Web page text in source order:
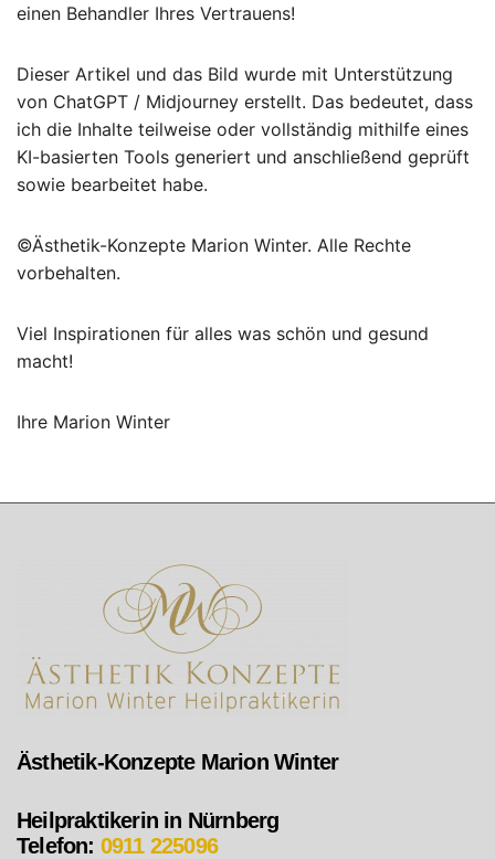
einen Behandler Ihres Vertrauens!
Dieser Artikel und das Bild wurde mit Unterstützung
von ChatGPT / Midjourney erstellt. Das bedeutet, dass
ich die Inhalte teilweise oder vollständig mithilfe eines
KI-basierten Tools generiert und anschließend geprüft
sowie bearbeitet habe.
©Ästhetik-Konzepte Marion Winter. Alle Rechte
vorbehalten.
Viel Inspirationen für alles was schön und gesund
macht!
Ihre Marion Winter
Ästhetik-Konzepte Marion Winter
Heilpraktikerin in Nürnberg
Telefon: 0911 225096